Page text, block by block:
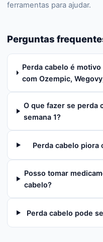
ferramentas para ajudar.
Perguntas
Perda cabelo é
com Ozempic,
O que fazer se perda
semana 1?
Perda cabelo piora
Posso tomar
cabelo?
Perda cabelo pode